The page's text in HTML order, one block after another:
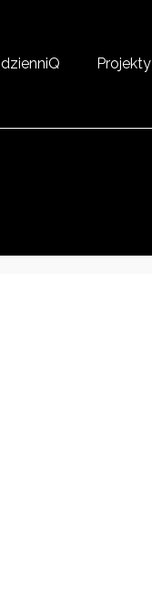
dzienniQ Projekty